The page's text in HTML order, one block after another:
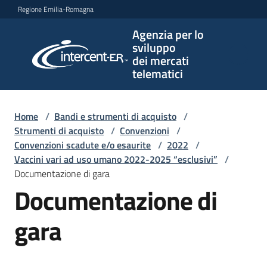
Vai al contenuto
Vai alla navigazione
Vai al footer
Regione Emilia-Romagna
Agenzia per lo
sviluppo
dei mercati
telematici
per lo
sviluppo
telematici
L'Agenzia
e
strumenti
Home / Bandi e strumenti di acquisto /
Strumenti di acquisto / Convenzioni /
Convenzioni scadute e/o esaurite / 2022 /
Vaccini vari ad uso umano 2022-2025 “esclusivi” /
Documentazione di gara
Documentazione di
gara